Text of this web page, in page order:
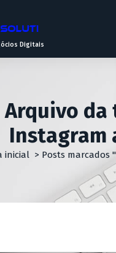
Digitais
Arquivo da
Instagram
inicial> Posts marcados